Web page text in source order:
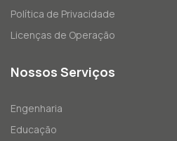
Política de Privacidade
Licenças de Operação
Nossos Serviços
Engenharia
Educação